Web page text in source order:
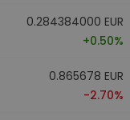
0.284384000 EUR
+0.50%
0.865678 EUR
-2.70%